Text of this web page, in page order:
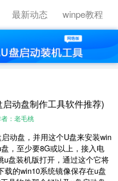
最新动态 winpe教程
动盘制作工具软件推荐)
：老毛桃
动盘，并用这个U盘来安装win
，至少要8G或以上，接入电
u盘装机版打开，通过这个它将
载的win10系统镜像保存在u盘